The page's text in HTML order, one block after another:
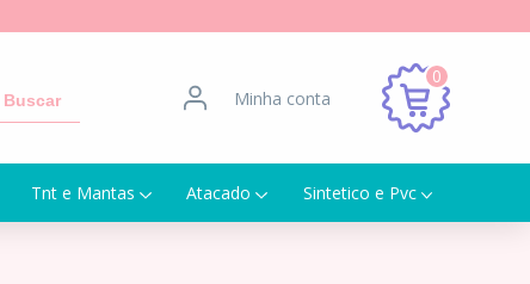
Buscar Minha conta
0
Tnt e Mantas Atacado Sintetico e Pvc